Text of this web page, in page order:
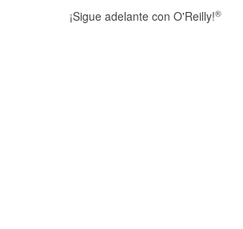
¡Sigue adelante con O'Reilly!®